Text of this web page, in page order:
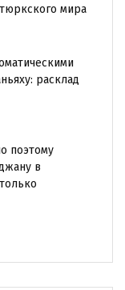
мира
расклад
поэтому
в